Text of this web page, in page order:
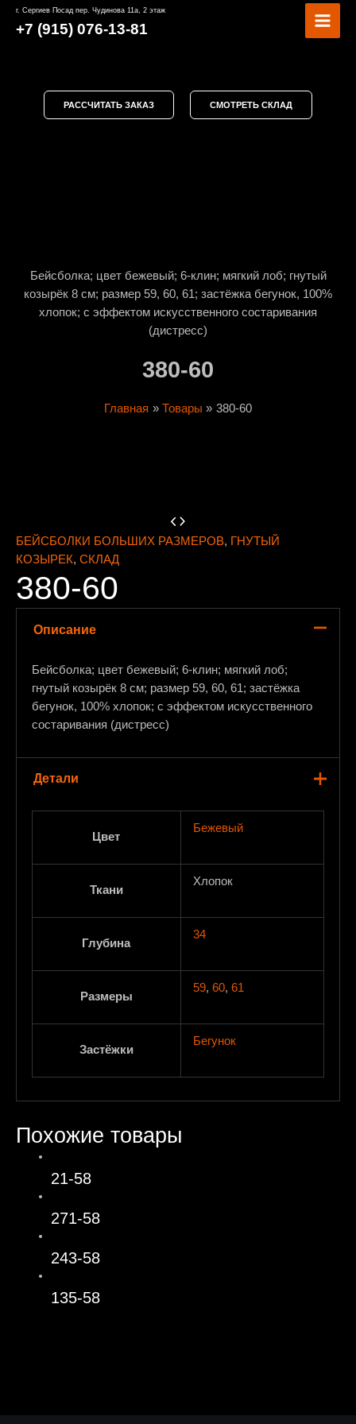
Перейти
г. Сергиев Посад пер. Чудинова 11а, 2 этаж
+7 (915) 076-13-81
РАССЧИТАТЬ ЗАКАЗ СМОТРЕТЬ СКЛАД
Бейсболка; цвет бежевый; 6-клин; мягкий лоб; гнутый
козырёк 8 см; размер 59, 60, 61; застёжка бегунок, 100%
хлопок; с эффектом искусственного состаривания
(дистресс)
380-60
Главная Товары 380-60
БЕЙСБОЛКИ БОЛЬШИХ РАЗМЕРОВ, ГНУТЫЙ
КОЗЫРЕК, СКЛАД
380-60
Описание
Бейсболка; цвет бежевый; 6-клин; мягкий лоб;
гнутый козырёк 8 см; размер 59, 60, 61; застёжка
бегунок, 100% хлопок; с эффектом искусственного
состаривания (дистресс)
Детали
Цвет
Бежевый
Ткани
Хлопок
Глубина
34
Размеры
59, 60, 61
Застёжки
Бегунок
Похожие товары
21-58
271-58
243-58
135-58